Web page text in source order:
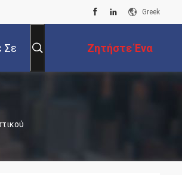
Greek
Σε Ζητήστε Ένα
Απόσπασμα